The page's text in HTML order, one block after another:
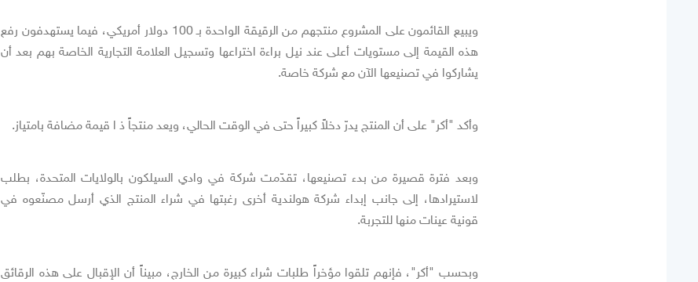
ويبيع القائمون على المشروع منتجهم من الرقيقة الواحدة بـ 100 دولار أمريكي، فيما يستهدفون رفع
هذه القيمة إلى مستويات أعلى عند نيل براءة اختراعها وتسجيل العلامة التجارية الخاصة بهم بعد أن
يشاركوا في تصنيعها الآن مع شركة خاصة.
وأكد "أكر" على أن المنتج يدرّ دخلاً كبيراً حتى في الوقت الحالي، ويعد منتجاً ذ ا قيمة مضافة بامتياز.
وبعد فترة قصيرة من بدء تصنيعها، تقدّمت شركة في وادي السيلكون بالولايات المتحدة، بطلب
لاستيرادها، إلى جانب إبداء شركة هولندية أخرى رغبتها في شراء المنتج الذي أرسل مصنّعوه في
قونية عينات منها للتجربة.
وبحسب "أكر"، فإنهم تلقوا مؤخراً طلبات شراء كبيرة من الخارج، مبيناً أن الإقبال على هذه الرقائق